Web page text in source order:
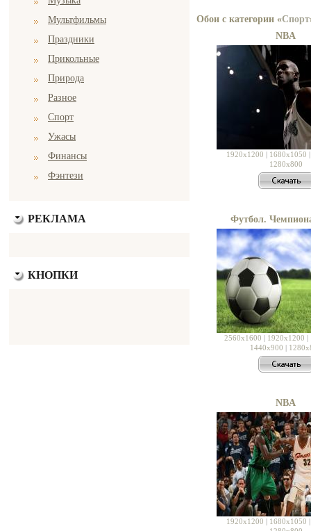
Мультфильмы
Праздники
Прикольные
Природа
Разное
Спорт
Ужасы
Финансы
Фэнтези
РЕКЛАМА
КНОПКИ
Обои с категории «Спорт
NBA
1920x1200 | 1680x1050
1280x800
Футбол.
2560x1600 | 1920x1200 |
1440x900 |
NBA
1920x1200 | 1680x1050